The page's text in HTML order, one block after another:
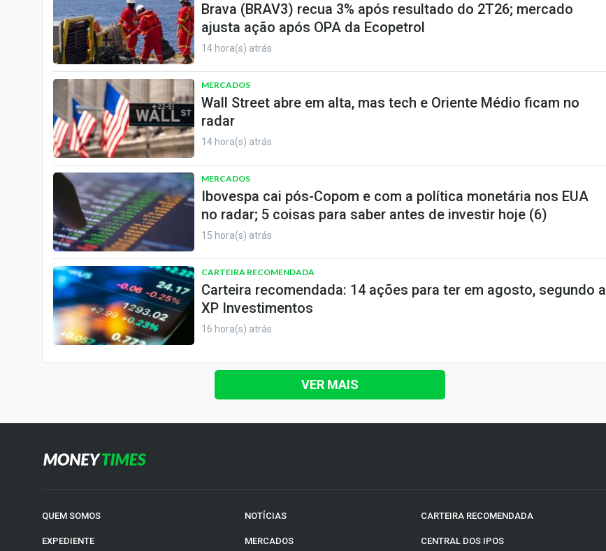
Brava (BRAV3) recua 3% após resultado do 2T26; mercado
ajusta ação após OPA da Ecopetrol
14 hora(s) atrás
MERCADOS
Wall Street abre em alta, mas tech e Oriente Médio ficam no
radar
14 hora(s) atrás
MERCADOS
Ibovespa cai pós-Copom e com a política monetária nos EUA
no radar; 5 coisas para saber antes de investir hoje (6)
15 hora(s) atrás
CARTEIRA RECOMENDADA
Carteira recomendada: 14 ações para ter em agosto, segundo a
XP Investimentos
16 hora(s) atrás
VER MAIS
QUEM SOMOS
EXPEDIENTE
NOTÍCIAS
MERCADOS
CARTEIRA RECOMENDADA
CENTRAL DOS IPOS